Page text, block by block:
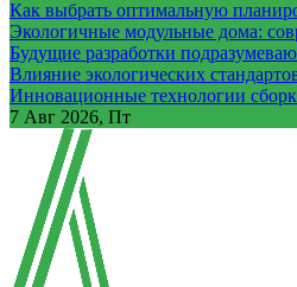
Как выбрать оптимальную
Экологичные модульные дома:
Будущие разработки
Влияние экологических
Инновационные технологии
7 Авг 2026, Пт